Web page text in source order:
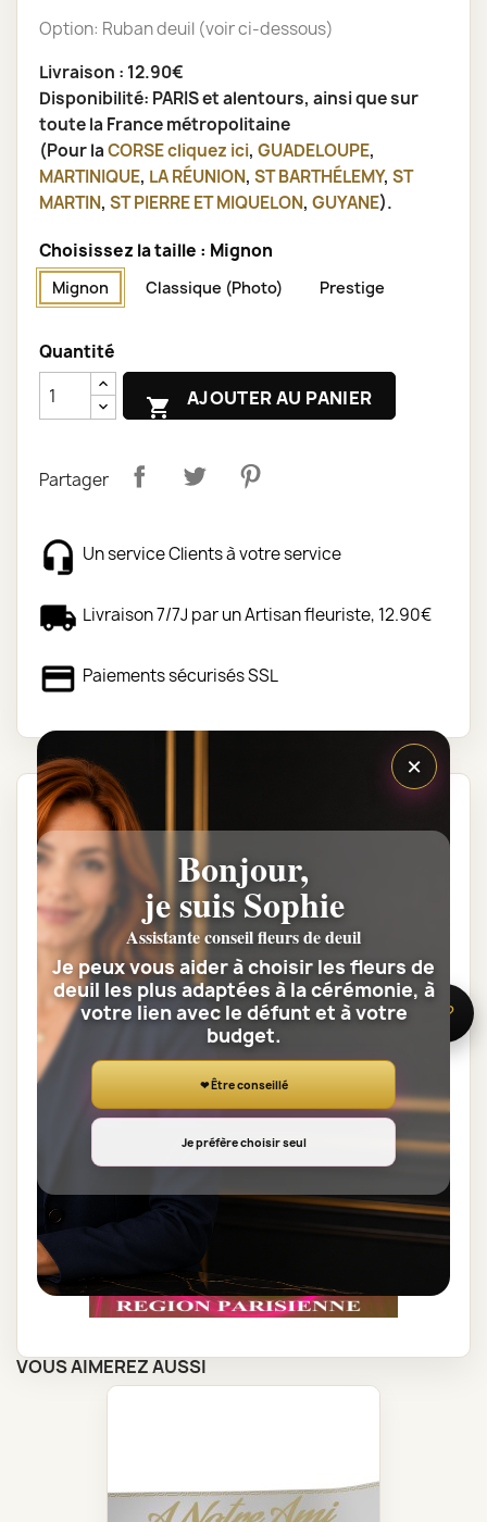
Option: Ruban deuil (voir ci-dessous)
Livraison : 12.90€
Disponibilité: PARIS et alentours, ainsi que sur
toute la France métropolitaine
(Pour laCORSEcliquez ici, GUADELOUPE,
MARTINIQUE, LA RÉUNION, ST BARTHÉLEMY, ST
MARTIN, ST PIERRE ET MIQUELON, GUYANE).
Choisissez la taille : Mignon
Mignon Classique (Photo) Prestige
Quantité
 AJOUTER AU PANIER
Partager
Un service Clients à votre service
Livraison 7/7J par un Artisan fleuriste, 12.90€
Paiements sécurisés SSL
Description
Découvrez le site de notre Partenaire
PLAQUES FUNERAIRE STORE
VOUS AIMEREZ AUSSI
🌸 Besoin d’aide ?
×
Bonjour,
je suis Sophie
Assistante conseil fleurs de deuil
Je peux vous aider à choisir les fleurs de
deuil les plus adaptées à la cérémonie, à
votre lien avec le défunt et à votre
budget.
❤ Être conseillé
Je préfère choisir seul